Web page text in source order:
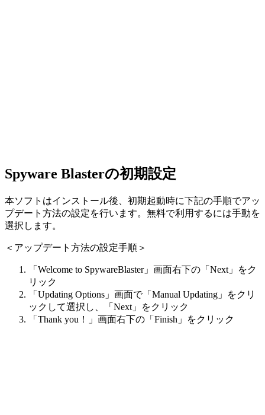
Spyware Blasterの初期設定
本ソフトはインストール後、初期起動時に下記の手順でアッ
プデート方法の設定を行います。無料で利用するには手動を
選択します。
＜アップデート方法の設定手順＞
「Welcome to SpywareBlaster」画面右下の「Next」をク
リック
「Updating Options」画面で「Manual Updating」をクリ
ックして選択し、「Next」をクリック
「Thank you！」画面右下の「Finish」をクリック